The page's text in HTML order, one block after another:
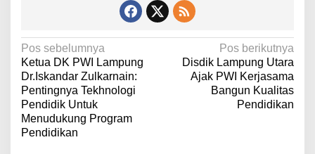
N
a
v
i
g
Pos sebelumnya
Ketua DK PWI Lampung
Dr.Iskandar Zulkarnain:
Pentingnya Tekhnologi
Pendidik Untuk
Menudukung Program
Pendidikan
Pos berikutnya
Disdik Lampung Utara
Ajak PWI Kerjasama
Bangun Kualitas
Pendidikan